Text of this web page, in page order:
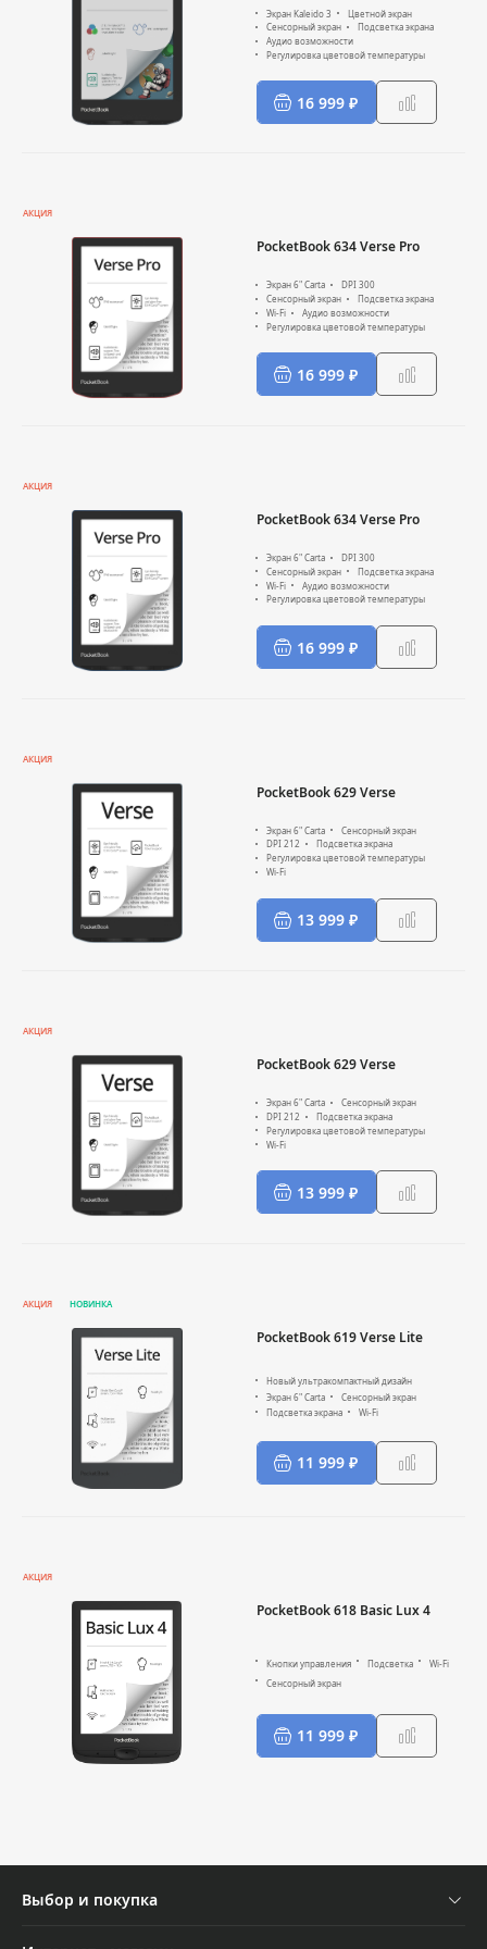
Экран Kaleido 3
Цветной экран
Сенсорный экран
Подсветка экрана
Аудио возможности
Регулировка цветовой температуры
16 999 ₽
АКЦИЯ
PocketBook 634 Verse Pro
Экран 6" Carta
DPI 300
Сенсорный экран
Подсветка экрана
Wi-Fi
Аудио возможности
Регулировка цветовой температуры
16 999 ₽
АКЦИЯ
PocketBook 634 Verse Pro
Экран 6" Carta
DPI 300
Сенсорный экран
Подсветка экрана
Wi-Fi
Аудио возможности
Регулировка цветовой температуры
16 999 ₽
АКЦИЯ
PocketBook 629 Verse
Экран 6" Carta
Сенсорный экран
DPI 212
Подсветка экрана
Регулировка цветовой температуры
Wi-Fi
13 999 ₽
АКЦИЯ
PocketBook 629 Verse
Экран 6" Carta
Сенсорный экран
DPI 212
Подсветка экрана
Регулировка цветовой температуры
Wi-Fi
13 999 ₽
АКЦИЯ НОВИНКА
PocketBook 619 Verse Lite
Новый ультракомпактный дизайн
Экран 6" Carta
Сенсорный экран
Подсветка экрана
Wi-Fi
11 999 ₽
АКЦИЯ
PocketBook 618 Basic Lux 4
Кнопки управления Подсветка
Wi-Fi
Сенсорный экран
11 999 ₽
Выбор и покупка